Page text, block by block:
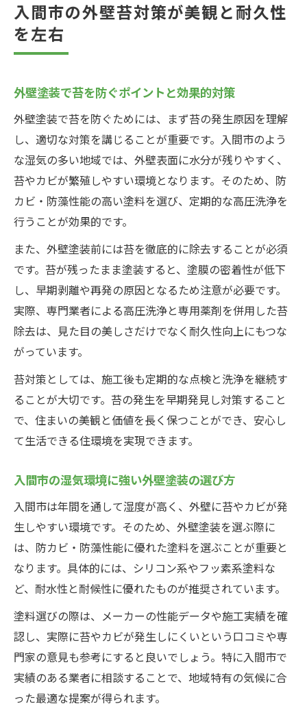
高圧洗浄を活用した外壁塗装の苔除去工程
外壁塗装前後の苔対策に必要な処理とは
外壁塗装時の下地補修と苔防止の関係性
埼玉県で外壁苔汚れに悩む方への実践アドバイ
ス
埼玉県の気候と外壁塗装の苔対策ポイント
外壁塗装専門家が教える苔除去のベスト方
法
苔汚れを防ぐ日常メンテナンスと外壁塗装
外壁塗装業者選びで重視すべき苔対策実績
苔に強い外壁塗装で住まいの価値を守る手
法
苔の発生原因と外壁塗装による長期防御のコツ
苔が外壁塗装の耐久性に与える影響につい
て
長期防御を実現する外壁塗装と苔対策方法
外壁塗装と苔再発防止のメンテナンス計画
外壁塗装時の苔除去が住まい維持に必須な理由
苔除去を徹底する外壁塗装の必要性とは
外壁塗装で美観と耐久性を同時に実現
苔除去未対応が招く外壁トラブルのリスク
外壁塗装時に重視したい苔対策の手順
住まいを長持ちさせる外壁塗装と苔清掃法
苔の再発を防ぐ外壁メンテナンスとは何か
定期的な外壁塗装メンテナンスで苔再発防
止
外壁塗装後に実施したい苔対策のメソッド
入間市の外壁苔対策が美観と耐久性
を左右
外壁塗装で苔を防ぐポイントと効果的対策
外壁塗装で苔を防ぐためには、まず苔の発生原因を理解
し、適切な対策を講じることが重要です。入間市のよう
な湿気の多い地域では、外壁表面に水分が残りやすく、
苔やカビが繁殖しやすい環境となります。そのため、防
カビ・防藻性能の高い塗料を選び、定期的な高圧洗浄を
行うことが効果的です。
また、外壁塗装前には苔を徹底的に除去することが必須
です。苔が残ったまま塗装すると、塗膜の密着性が低下
し、早期剥離や再発の原因となるため注意が必要です。
実際、専門業者による高圧洗浄と専用薬剤を併用した苔
除去は、見た目の美しさだけでなく耐久性向上にもつな
がっています。
苔対策としては、施工後も定期的な点検と洗浄を継続す
ることが大切です。苔の発生を早期発見し対策すること
で、住まいの美観と価値を長く保つことができ、安心し
て生活できる住環境を実現できます。
入間市の湿気環境に強い外壁塗装の選び方
入間市は年間を通して湿度が高く、外壁に苔やカビが発
生しやすい環境です。そのため、外壁塗装を選ぶ際に
は、防カビ・防藻性能に優れた塗料を選ぶことが重要と
なります。具体的には、シリコン系やフッ素系塗料な
ど、耐水性と耐候性に優れたものが推奨されています。
塗料選びの際は、メーカーの性能データや施工実績を確
認し、実際に苔やカビが発生しにくいという口コミや専
門家の意見も参考にすると良いでしょう。特に入間市で
実績のある業者に相談することで、地域特有の気候に合
った最適な提案が得られます。